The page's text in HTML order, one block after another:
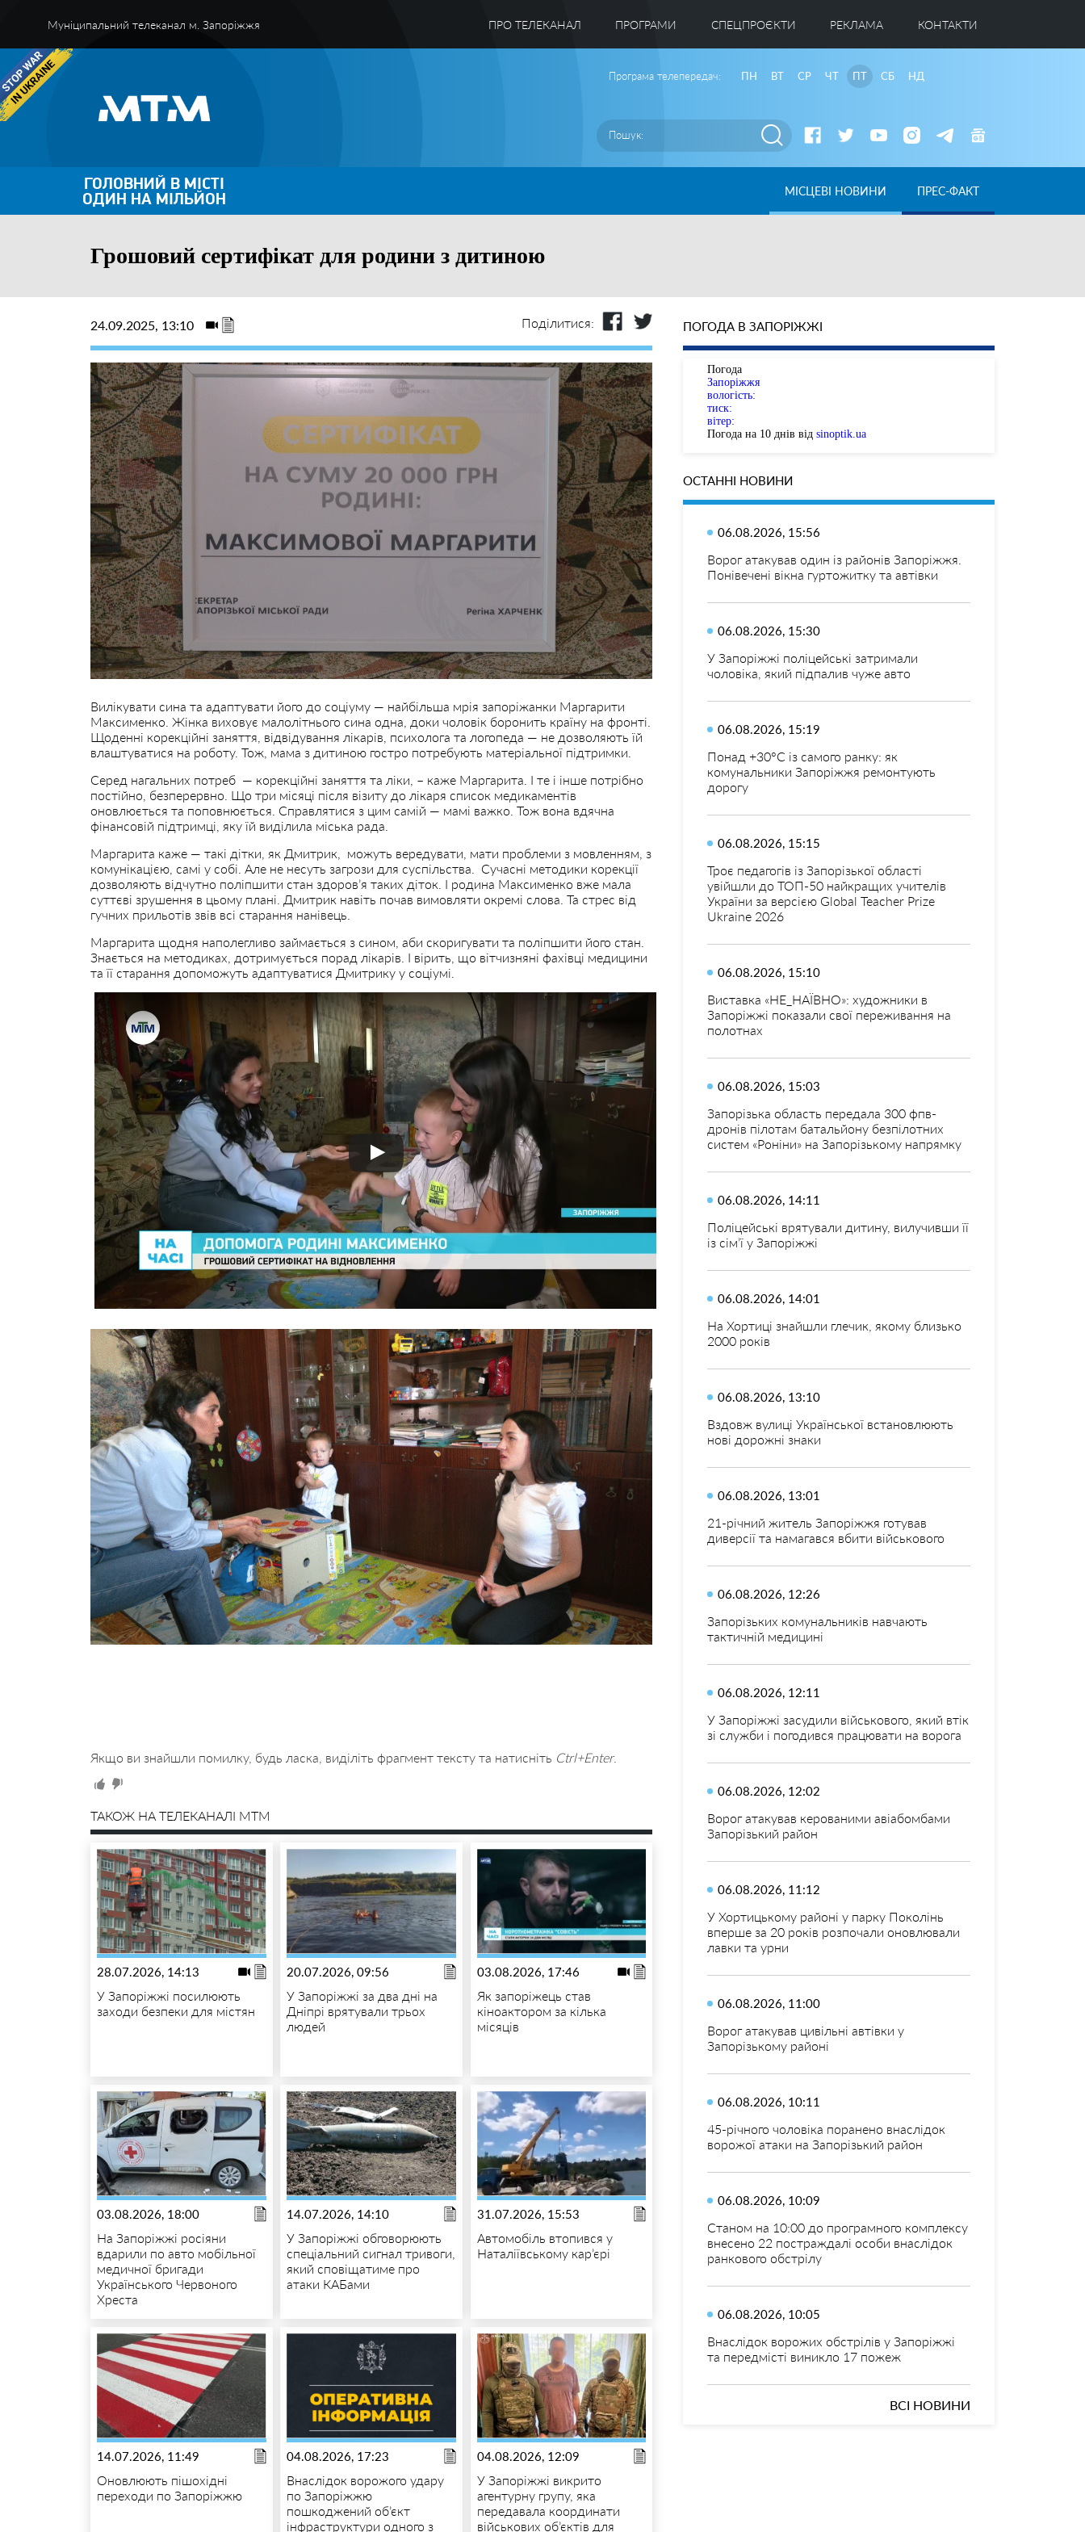
Муніципальний телеканал м. Запоріжжя ПРО ТЕЛЕКАНАЛ ПРОГРАМИ CПЕЦПРОЄКТИ РЕКЛАМА КОНТАКТИ
Програма телепередач: ПН ВТ СР ЧТ ПТ СБ НД
ГОЛОВНИЙ В МІСТІ
ОДИН НА МІЛЬЙОН МІСЦЕВІ НОВИНИ ПРЕС-ФАКТ
Грошовий сертифікат для родини з дитиною
24.09.2025, 13:10 Поділитися:
Вилікувати сина та адаптувати його до соціуму — найбільша мрія запоріжанки Маргарити
Максименко. Жінка виховує малолітнього сина одна, доки чоловік боронить країну на фронті.
Щоденні корекційні заняття, відвідування лікарів, психолога та логопеда — не дозволяють їй
влаштуватися на роботу. Тож, мама з дитиною гостро потребують матеріальної підтримки.
Серед нагальних потреб — корекційні заняття та ліки, – каже Маргарита. І те і інше потрібно
постійно, безперервно. Що три місяці після візиту до лікаря список медикаментів
оновлюється та поповнюється. Справлятися з цим самій — мамі важко. Тож вона вдячна
фінансовій підтримці, яку їй виділила міська рада.
Маргарита каже — такі дітки, як Дмитрик, можуть вередувати, мати проблеми з мовленням, з
комунікацією, самі у собі. Але не несуть загрози для суспільства. Сучасні методики корекції
дозволяють відчутно поліпшити стан здоров’я таких діток. І родина Максименко вже мала
суттєві зрушення в цьому плані. Дмитрик навіть почав вимовляти окремі слова. Та стрес від
гучних прильотів звів всі старання нанівець.
Маргарита щодня наполегливо займається з сином, аби скоригувати та поліпшити його стан.
Знається на методиках, дотримується порад лікарів. І вірить, що вітчизняні фахівці медицини
та її старання допоможуть адаптуватися Дмитрику у соціумі.
Якщо ви знайшли помилку, будь ласка, виділіть фрагмент тексту та натисніть Ctrl+Enter.
ТАКОЖ НА ТЕЛЕКАНАЛІ MTM
28.07.2026, 14:13
У Запоріжжі посилюють
заходи безпеки для містян
20.07.2026, 09:56
У Запоріжжі за два дні на
Дніпрі врятували трьох
людей
03.08.2026, 17:46
Як запоріжець став
кіноактором за кілька
місяців
03.08.2026, 18:00
На Запоріжжі росіяни
вдарили по авто мобільної
медичної бригади
Українського Червоного
Хреста
14.07.2026, 14:10
У Запоріжжі обговорюють
спеціальний сигнал тривоги,
який сповіщатиме про
атаки КАБами
31.07.2026, 15:53
Автомобіль втопився у
Наталіївському кар’єрі
14.07.2026, 11:49
Оновлюють пішохідні
переходи по Запоріжжю
04.08.2026, 17:23
Внаслідок ворожого удару
по Запоріжжю
пошкоджений об’єкт
інфраструктури одного з
04.08.2026, 12:09
У Запоріжжі викрито
агентурну групу, яка
передавала координати
військових об’єктів для
ПОГОДА В ЗАПОРІЖЖІ
Погода
Запоріжжя
вологість:
тиск:
вітер:
Погода на 10 днів від sinoptik.ua
ОСТАННІ НОВИНИ
06.08.2026, 15:56
Ворог атакував один із районів Запоріжжя.
Понівечені вікна гуртожитку та автівки
06.08.2026, 15:30
У Запоріжжі поліцейські затримали
чоловіка, який підпалив чуже авто
06.08.2026, 15:19
Понад +30°C із самого ранку: як
комунальники Запоріжжя ремонтують
дорогу
06.08.2026, 15:15
Троє педагогів із Запорізької області
увійшли до ТОП-50 найкращих учителів
України за версією Global Teacher Prize
Ukraine 2026
06.08.2026, 15:10
Виставка «НЕ_НАЇВНО»: художники в
Запоріжжі показали свої переживання на
полотнах
06.08.2026, 15:03
Запорізька область передала 300 фпв-
дронів пілотам батальйону безпілотних
систем «Роніни» на Запорізькому напрямку
06.08.2026, 14:11
Поліцейські врятували дитину, вилучивши її
із сім’ї у Запоріжжі
06.08.2026, 14:01
На Хортиці знайшли глечик, якому близько
2000 років
06.08.2026, 13:10
Вздовж вулиці Української встановлюють
нові дорожні знаки
06.08.2026, 13:01
21-річний житель Запоріжжя готував
диверсії та намагався вбити військового
06.08.2026, 12:26
Запорізьких комунальників навчають
тактичній медицині
06.08.2026, 12:11
У Запоріжжі засудили військового, який втік
зі служби і погодився працювати на ворога
06.08.2026, 12:02
Ворог атакував керованими авіабомбами
Запорізький район
06.08.2026, 11:12
У Хортицькому районі у парку Поколінь
вперше за 20 років розпочали оновлювали
лавки та урни
06.08.2026, 11:00
Ворог атакував цивільні автівки у
Запорізькому районі
06.08.2026, 10:11
45-річного чоловіка поранено внаслідок
ворожої атаки на Запорізький район
06.08.2026, 10:09
Станом на 10:00 до програмного комплексу
внесено 22 постраждалі особи внаслідок
ранкового обстрілу
06.08.2026, 10:05
Внаслідок ворожих обстрілів у Запоріжжі
та передмісті виникло 17 пожеж
ВСІ НОВИНИ